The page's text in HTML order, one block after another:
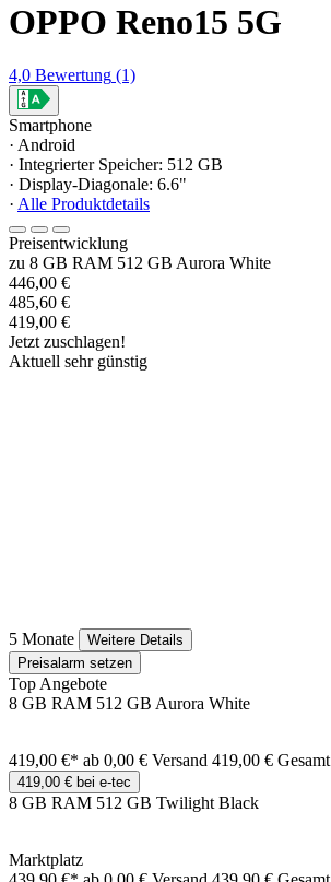
OPPO Reno15 5G
4,0 Bewertung (1)
Smartphone
· Android
· Integrierter Speicher: 512 GB
· Display-Diagonale: 6.6"
· Alle Produktdetails
Preisentwicklung
zu 8 GB RAM 512 GB Aurora White
446,00 €
485,60 €
419,00 €
Jetzt zuschlagen!
Aktuell sehr günstig
5 Monate
Weitere Details
Preisalarm setzen
Top Angebote
8 GB RAM 512 GB Aurora White
419,00 €* ab 0,00 € Versand 419,00 € Gesamt
419,00 € bei e-tec
8 GB RAM 512 GB Twilight Black
Marktplatz